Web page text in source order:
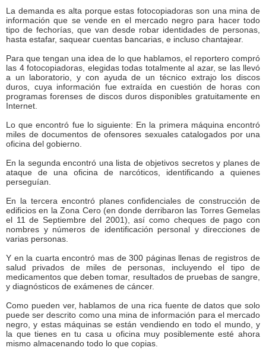
La demanda es alta porque estas fotocopiadoras son una mina de
información que se vende en el mercado negro para hacer todo
tipo de fechorías, que van desde robar identidades de personas,
hasta estafar, saquear cuentas bancarias, e incluso chantajear.
Para que tengan una idea de lo que hablamos, el reportero compró
las 4 fotocopiadoras, elegidas todas totalmente al azar, se las llevó
a un laboratorio, y con ayuda de un técnico extrajo los discos
duros, cuya información fue extraída en cuestión de horas con
programas forenses de discos duros disponibles gratuitamente en
Internet.
Lo que encontró fue lo siguiente: En la primera máquina encontró
miles de documentos de ofensores sexuales catalogados por una
oficina del gobierno.
En la segunda encontró una lista de objetivos secretos y planes de
ataque de una oficina de narcóticos, identificando a quienes
perseguían.
En la tercera encontró planes confidenciales de construcción de
edificios en la Zona Cero (en donde derribaron las Torres Gemelas
el 11 de Septiembre del 2001), así como cheques de pago con
nombres y números de identificación personal y direcciones de
varias personas.
Y en la cuarta encontró mas de 300 páginas llenas de registros de
salud privados de miles de personas, incluyendo el tipo de
medicamentos que deben tomar, resultados de pruebas de sangre,
y diagnósticos de exámenes de cáncer.
Como pueden ver, hablamos de una rica fuente de datos que solo
puede ser descrito como una mina de información para el mercado
negro, y estas máquinas se están vendiendo en todo el mundo, y
la que tienes en tu casa u oficina muy posiblemente esté ahora
mismo almacenando todo lo que copias.